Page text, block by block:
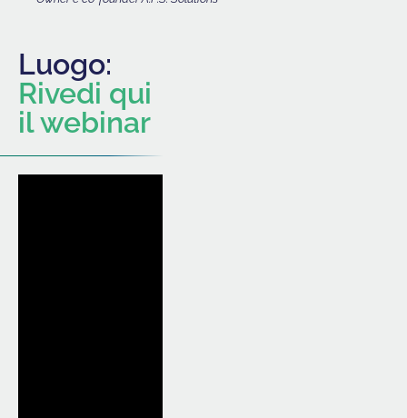
Luogo:
Rivedi qui
il webinar